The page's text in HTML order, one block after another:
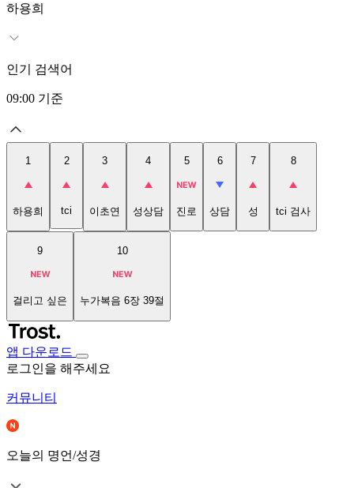
하용희
인기 검색어
09:00 기준
1
하용희
2
tci
3
이초연
4
성상담
5
진로
6
상담
7
성
8
tci 검사
9
걸리고 싶은
10
누가복음 6장 39절
앱 다운로드
로그인을 해주세요
커뮤니티
오늘의 명언/성경